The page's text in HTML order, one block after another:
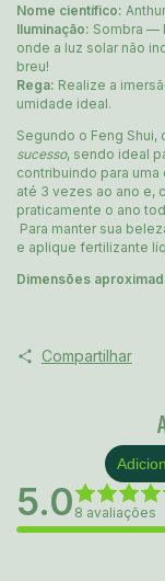
Nome científico:
Iluminação: Sombra —
onde a luz solar não
breu!
Rega: Realize a
umidade ideal.
Segundo o Feng Shui,
sucesso, sendo ideal
contribuindo para
até 3 vezes ao ano e,
praticamente o ano
Para manter sua
e aplique fertilizante
Dimensões
Compartilhar
5.0 8 avaliações